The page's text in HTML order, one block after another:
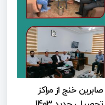
خنج از مراکز